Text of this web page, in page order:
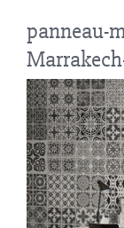
panneau-